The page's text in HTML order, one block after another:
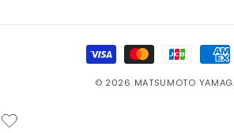
決
済
© 2026 MATSUMOTO